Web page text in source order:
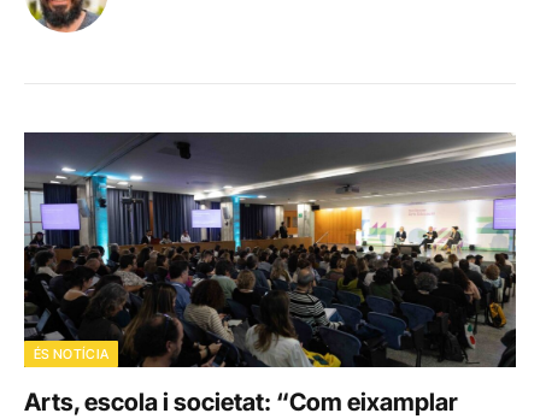
ÉS NOTÍCIA
Arts, escola i societat: “Com eixamplar